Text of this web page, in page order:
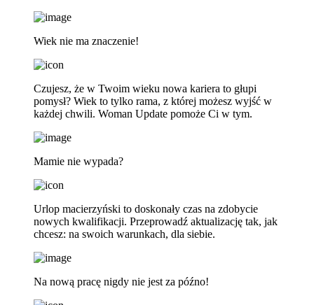
Wiek nie ma znaczenie!
Czujesz, że w Twoim wieku nowa kariera to głupi
pomysł? Wiek to tylko rama, z której możesz wyjść w
każdej chwili. Woman Update pomoże Ci w tym.
Mamie nie wypada?
Urlop macierzyński to doskonały czas na zdobycie
nowych kwalifikacji. Przeprowadź aktualizację tak, jak
chcesz: na swoich warunkach, dla siebie.
Na nową pracę nigdy nie jest za późno!